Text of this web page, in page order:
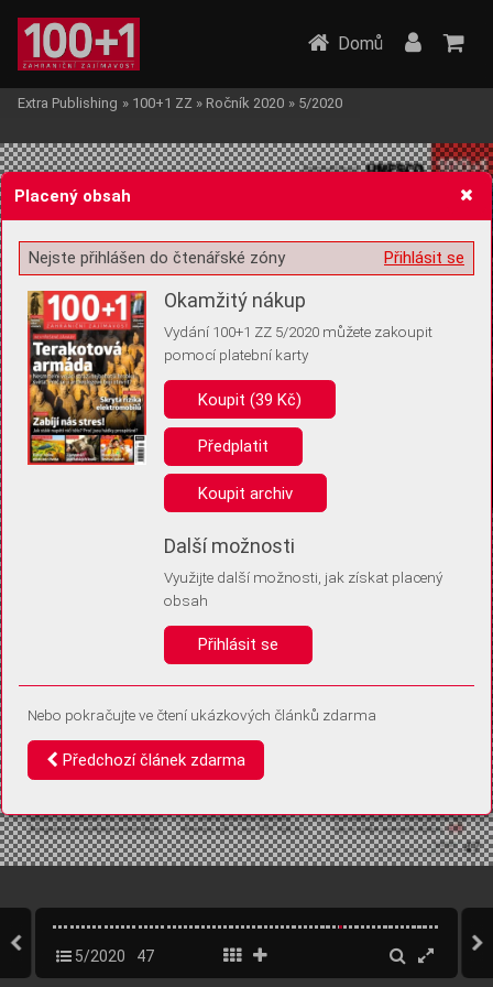
Žádost o souhlas s ukládáním volitelných informací
Pro základní fungování webu nepotřebujeme ukládat žádné informace
(tzv. cookies apod.). Rádi bychom vás ale požádali o souhlas s
uložením volitelných informací:
Anonymní unikátní ID
Díky němu příště poznáme, že se jedná o stejné zařízení, a
Identifikátor je zcela anonymní.
Vaše souhlasy a odmítnutí si ukládáme do vašeho zařízení, abychom se
vás už příště znovu neptali. Můžete je kdykoli později upravit ve Správě
Domů
Extra Publishing » 100+1 ZZ » Ročník 2020 » 5/2020
5/2020 47
Placený obsah
Přihlásit se
Nejste přihlášen do čtenářské zóny
Okamžitý nákup
Vydání 100+1 ZZ 5/2020 můžete zakoupit
pomocí platební karty
Koupit (39 Kč)
Předplatit
Koupit archiv
Další možnosti
Využijte další možnosti, jak získat placený
obsah
Přihlásit se
Nebo pokračujte ve čtení ukázkových článků zdarma
Předchozí článek zdarma